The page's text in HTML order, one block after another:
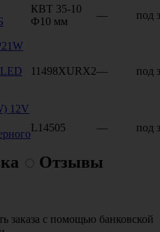
КВТ 35-10
Ф10 мм
— под
11498XURX2— под
12V
L14505 — под
Отзывы
заказа с помощью банковской